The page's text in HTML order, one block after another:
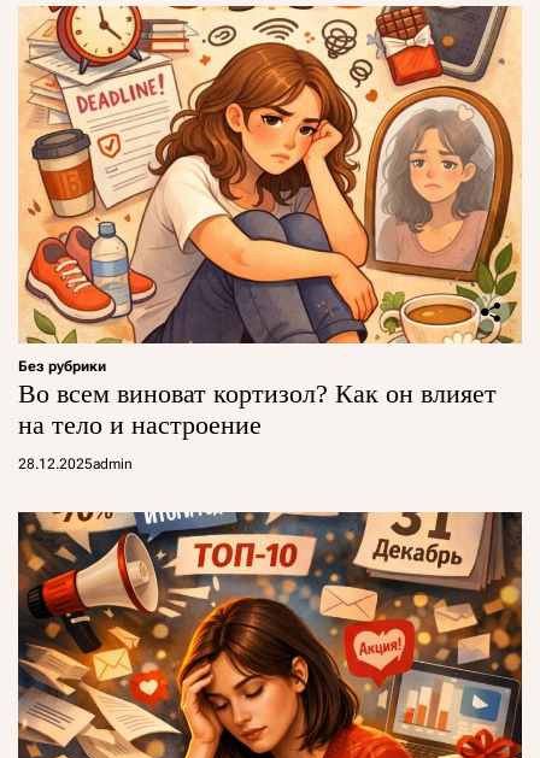
Без рубрики
Во всем виноват кортизол? Как он влияет
на тело и настроение
28.12.2025admin